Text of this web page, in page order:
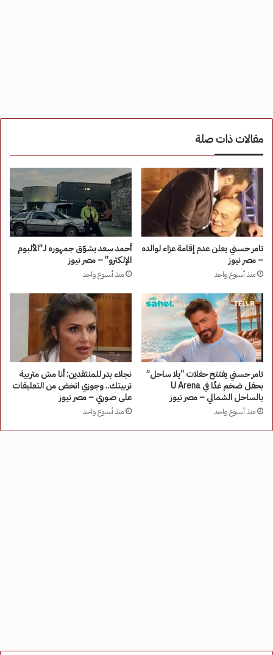
مقالات ذات صلة
تامر حسني يعلن عدم إقامة عزاء لوالده
– مصر نيوز
منذ أسبوع واحد
أحمد سعد يشوّق جمهوره لـ”الألبوم
الإلكترو” – مصر نيوز
منذ أسبوع واحد
تامر حسني يفتتح حفلات “يلا ساحل”
بحفل ضخم غدًا في U Arena
بالساحل الشمالي – مصر نيوز
منذ أسبوع واحد
نجلاء بدر للمنتقدين: أنا مش متربية
تربيتك.. وجوزي اتخض من التعليقات
على صوري – مصر نيوز
منذ أسبوع واحد